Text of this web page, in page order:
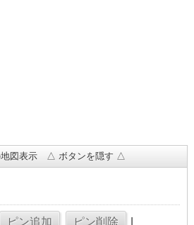
地図表示 △ ボタンを隠す △